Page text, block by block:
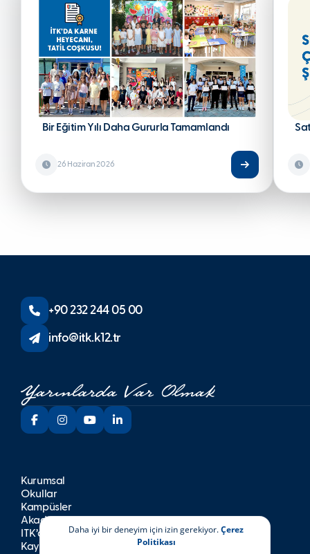
Bir Eğitim Yılı Daha Gururla Tamamlandı
26 Haziran 2026
+90 232 244 05 00
info@itk.k12.tr
Kurumsal
Okullar
Kampüsler
Akademik
İTK’da Yaşam
Kayıt
Daha iyi bir deneyim için izin gerekiyor.Çerez
Politikası